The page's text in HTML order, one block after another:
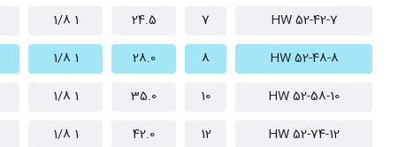
HW 52-42-7
7
24.5
1 1/8
HW 52-48-8
8
28.0
1 1/8
HW 52-58-10
10
35.0
1 1/8
HW 52-74-12
12
42.0
1 1/8